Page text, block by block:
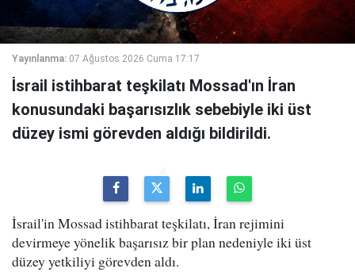
Yayınlanma: 07 Ağustos 2026 Cuma 17:17
İsrail istihbarat teşkilatı Mossad'ın İran
konusundaki başarısızlık sebebiyle iki üst
düzey ismi görevden aldığı bildirildi.
İsrail'in Mossad istihbarat teşkilatı, İran rejimini
devirmeye yönelik başarısız bir plan nedeniyle iki üst
düzey yetkiliyi görevden aldı.